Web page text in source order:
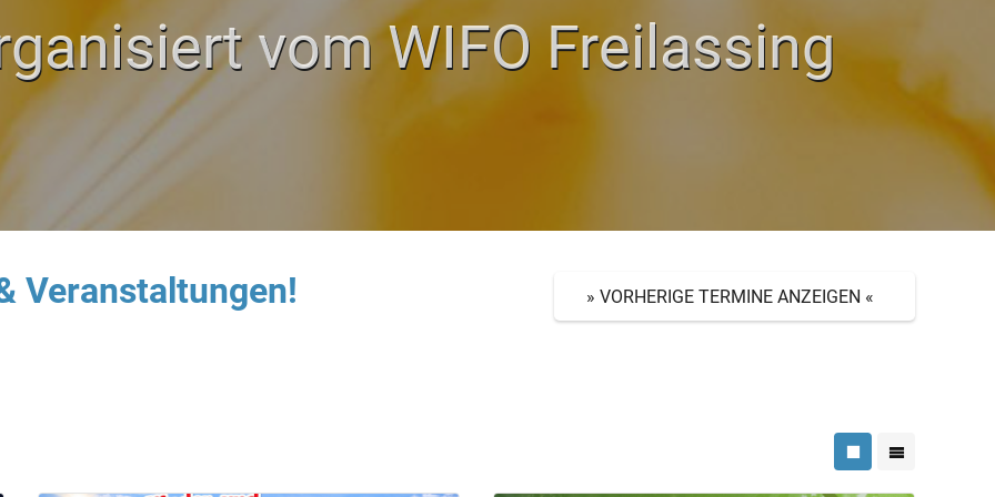
vom WIFO Freilassing
Veranstaltungen! » VORHERIGE TERMINE ANZEIGEN «